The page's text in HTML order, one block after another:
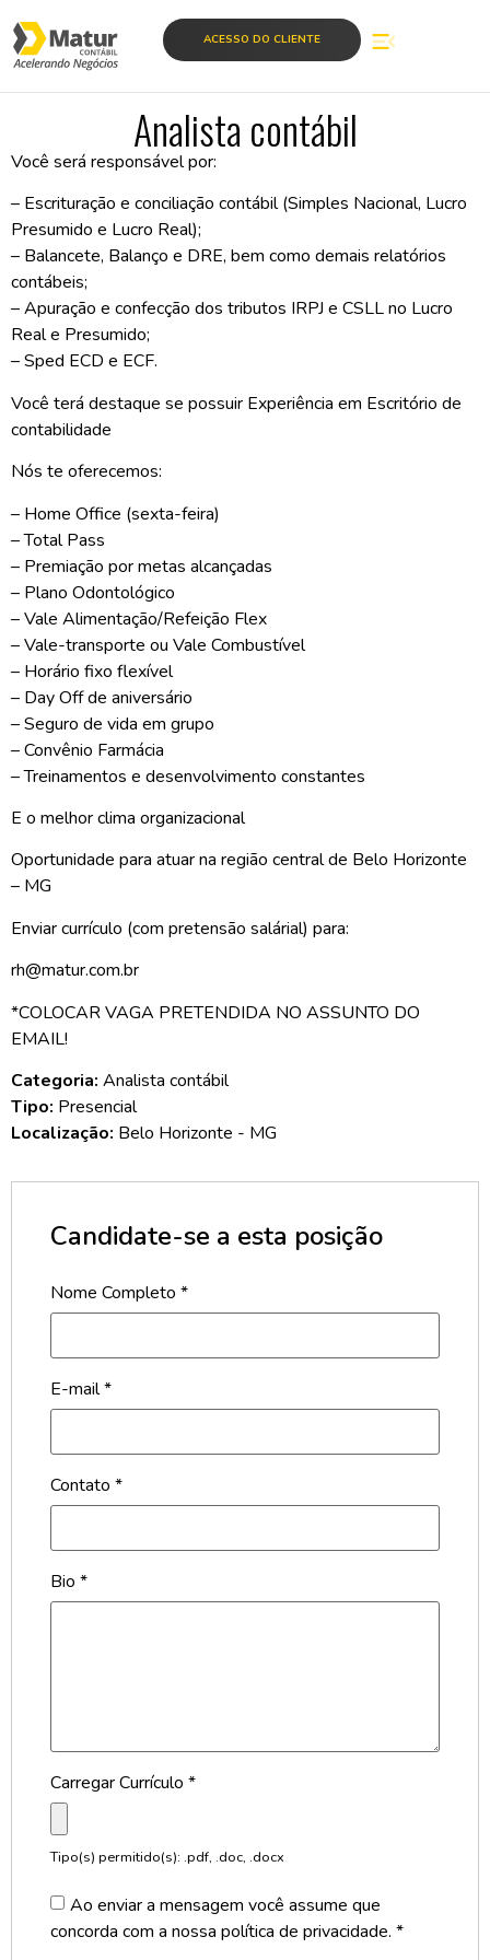
ACESSO DO CLIENTE
Analista contábil
Você será responsável por:
– Escrituração e conciliação contábil (Simples Nacional, Lucro
Presumido e Lucro Real);
– Balancete, Balanço e DRE, bem como demais relatórios
contábeis;
– Apuração e confecção dos tributos IRPJ e CSLL no Lucro
Real e Presumido;
– Sped ECD e ECF.
Você terá destaque se possuir Experiência em Escritório de
contabilidade
Nós te oferecemos:
– Home Office (sexta-feira)
– Total Pass
– Premiação por metas alcançadas
– Plano Odontológico
– Vale Alimentação/Refeição Flex
– Vale-transporte ou Vale Combustível
– Horário fixo flexível
– Day Off de aniversário
– Seguro de vida em grupo
– Convênio Farmácia
– Treinamentos e desenvolvimento constantes
E o melhor clima organizacional
Oportunidade para atuar na região central de Belo Horizonte
– MG
Enviar currículo (com pretensão salárial) para:
rh@matur.com.br
*COLOCAR VAGA PRETENDIDA NO ASSUNTO DO
EMAIL!
Categoria: Analista contábil
Tipo: Presencial
Localização: Belo Horizonte - MG
Candidate-se a esta posição
Nome Completo *
E-mail*
Contato *
Bio *
Carregar Currículo *
Tipo(s) permitido(s): .pdf, .doc, .docx
Ao enviar a mensagem você assume que
concorda com a nossa política de privacidade. *